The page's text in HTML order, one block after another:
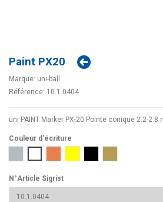
Paint PX20
Marque: uni-ball
Référence: 10.1.0404
uni PAINT Marker PX-20 Pointe conique 2.2-2.8
Couleur d'écriture
N°Article Sigrist